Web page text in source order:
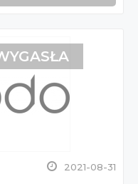
2021-08-31